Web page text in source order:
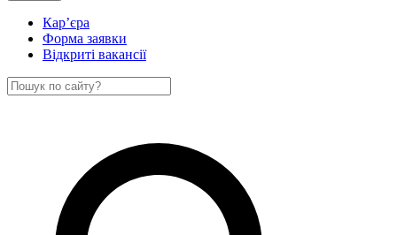
Кар’єра
Форма заявки
Відкриті вакансії